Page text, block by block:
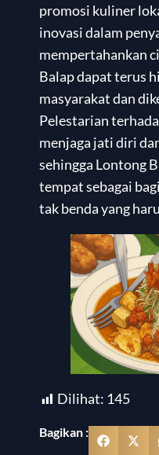
promosi kuliner
inovasi dalam
mempertahankan
Balap dapat terus
masyarakat dan
Pelestarian
menjaga jati diri
sehingga Lontong
tempat sebagai
tak benda yang
Dilihat: 145
Bagikan :